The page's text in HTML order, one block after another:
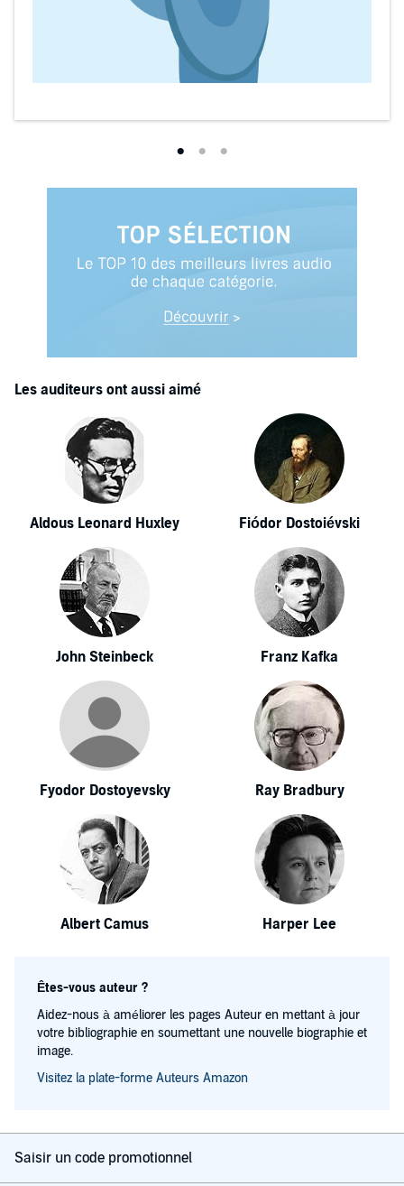
Les auditeurs ont aussi aimé
Aldous Leonard Huxley Fiódor Dostoiévski
John Steinbeck Franz Kafka
Fyodor Dostoyevsky Ray Bradbury
Albert Camus Harper Lee
Êtes-vous auteur ?
Aidez-nous à améliorer les pages Auteur en mettant à jour
votre bibliographie en soumettant une nouvelle biographie et
image.
Visitez la plate-forme Auteurs Amazon
Saisir un code promotionnel